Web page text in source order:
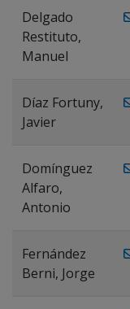
Delgado
Restituto,
Manuel
Díaz Fortuny,
Javier
Domínguez
Alfaro,
Antonio
Fernández
Berni, Jorge